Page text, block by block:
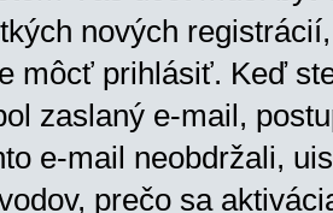
nových
môcť prihlásiť. Keď
zaslaný e-mail,
e-mail neobdržali,
prečo sa